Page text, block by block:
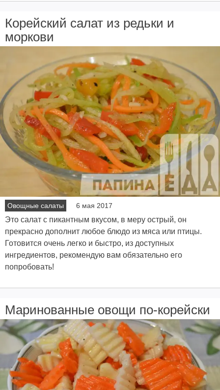
Корейский салат из редьки и
моркови
Овощные салаты 6 мая 2017
Это салат с пикантным вкусом, в меру острый, он
прекрасно дополнит любое блюдо из мяса или птицы.
Готовится очень легко и быстро, из доступных
ингредиентов, рекомендую вам обязательно его
попробовать!
Маринованные овощи по-корейски